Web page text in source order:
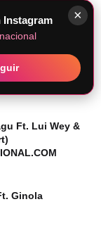
Vez Que
Final
Ft. Lui Wey &
Ginola
×
Instagram